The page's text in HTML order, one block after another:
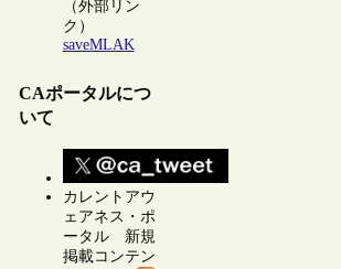
（外部リン
ク）
saveMLAK
CAポータルにつ
いて
カレントアウ
ェアネス・ポ
ータル 新規
掲載コンテン